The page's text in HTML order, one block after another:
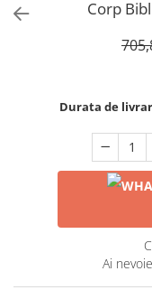
Corp
Durata de
Ai